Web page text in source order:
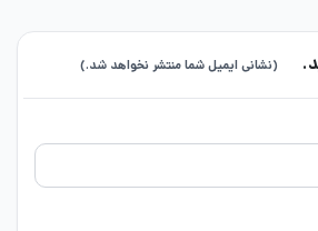
(نشانی ایمیل شما منتشر نخواهد شد.)